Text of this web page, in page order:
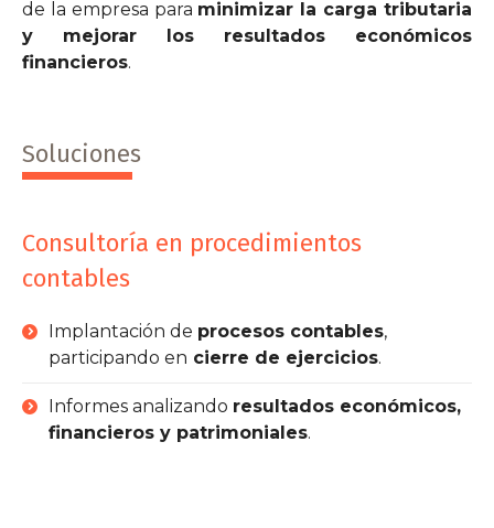
de la empresa para minimizar la carga tributaria
y mejorar los resultados económicos
financieros.
Soluciones
Consultoría en procedimientos
contables
Implantación de procesos contables,
participando en cierre de ejercicios.
Informes analizando resultados económicos,
financieros y patrimoniales.